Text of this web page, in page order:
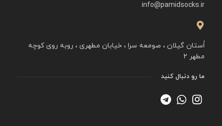
info@pamidsocks.ir
اُستان گیلان ، صومعه سرا ، خیابان مطهری ، روبه روی کوچه
مطهر ۲
ما رو دنبال کنید